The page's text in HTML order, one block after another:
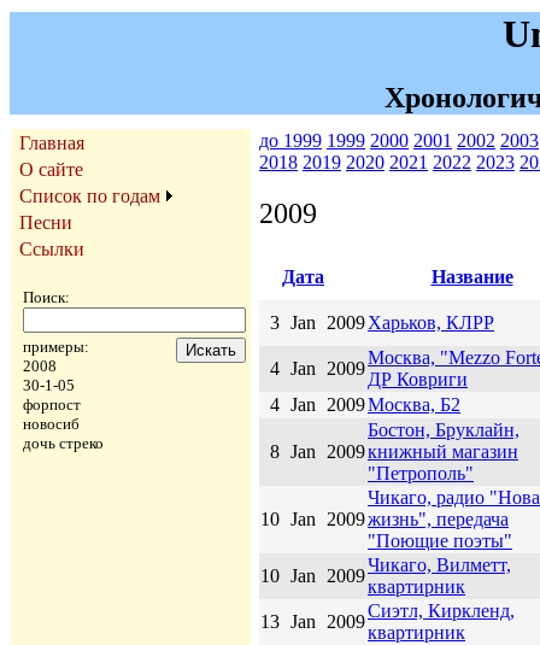
Главная
О сайте
Список по годам
Песни
Ссылки
Поиск:
примеры:
2008
30-1-05
форпост
новосиб
дочь стреко
до 1999 1999 2000 2001 2002 2003
2018 2019 2020 2021 2022 2023
2009
Дата Название
3 Jan 2009Харьков, КЛРР
4 Jan 2009
Москва, "Mezzo
ДР Ковриги
4 Jan 2009Москва, Б2
8 Jan 2009
Бостон, Бруклайн,
книжный магазин
"Петрополь"
10 Jan 2009
Чикаго, радио
жизнь", передача
"Поющие поэты"
10 Jan 2009
Чикаго, Вилметт,
квартирник
13 Jan 2009
Сиэтл, Киркленд,
квартирник